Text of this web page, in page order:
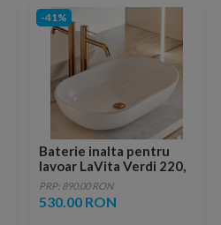
-41%
Baterie inalta pentru
lavoar LaVita Verdi 220,
fara ventil, brushed
copper
PRP: 890.00 RON
530.00 RON